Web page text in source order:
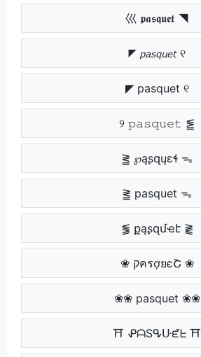
巛 𝖕𝖆𝖘𝖖𝖚𝖊𝖙 ◥
◤ 𝘱𝘢𝘴𝘲𝘶𝘦𝘵 ୧
◤ pasquet ୧
୨ 𝚙𝚊𝚜𝚚𝚞𝚎𝚝 ⪑
⪒ ℘ąʂզųɛɬ ᯓ
⪒ pasquet ᯓ
⪓ քąʂզմҽէ ⪔
❀ קครợยєՇ ❀
❀❀ pasquet ❀❀
⛩ ᕵᗩSᕴᑘᘿᖶ ⛩